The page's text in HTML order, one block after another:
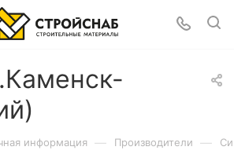
информация — Производители —